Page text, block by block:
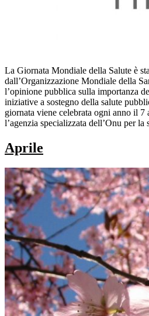
La Giornata Mondiale della Salute è
dall’Organizzazione Mondiale della
l’opinione pubblica sulla importanza
iniziative a sostegno della salute
giornata viene celebrata ogni anno il 7
l’agenzia specializzata dell’Onu per
Aprile